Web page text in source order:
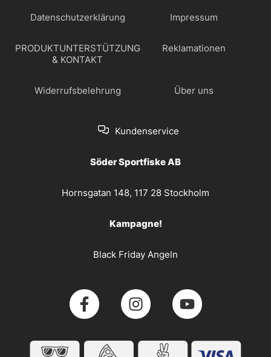
Datenschutzerklärung Impressum
PRODUKTUNTERSTÜTZUNG
& KONTAKT
Reklamationen
Widerrufsbelehrung Über uns
Kundenservice
Söder Sportfiske AB
Hornsgatan 148, 117 28 Stockholm
Kampagne!
Black Friday Angeln